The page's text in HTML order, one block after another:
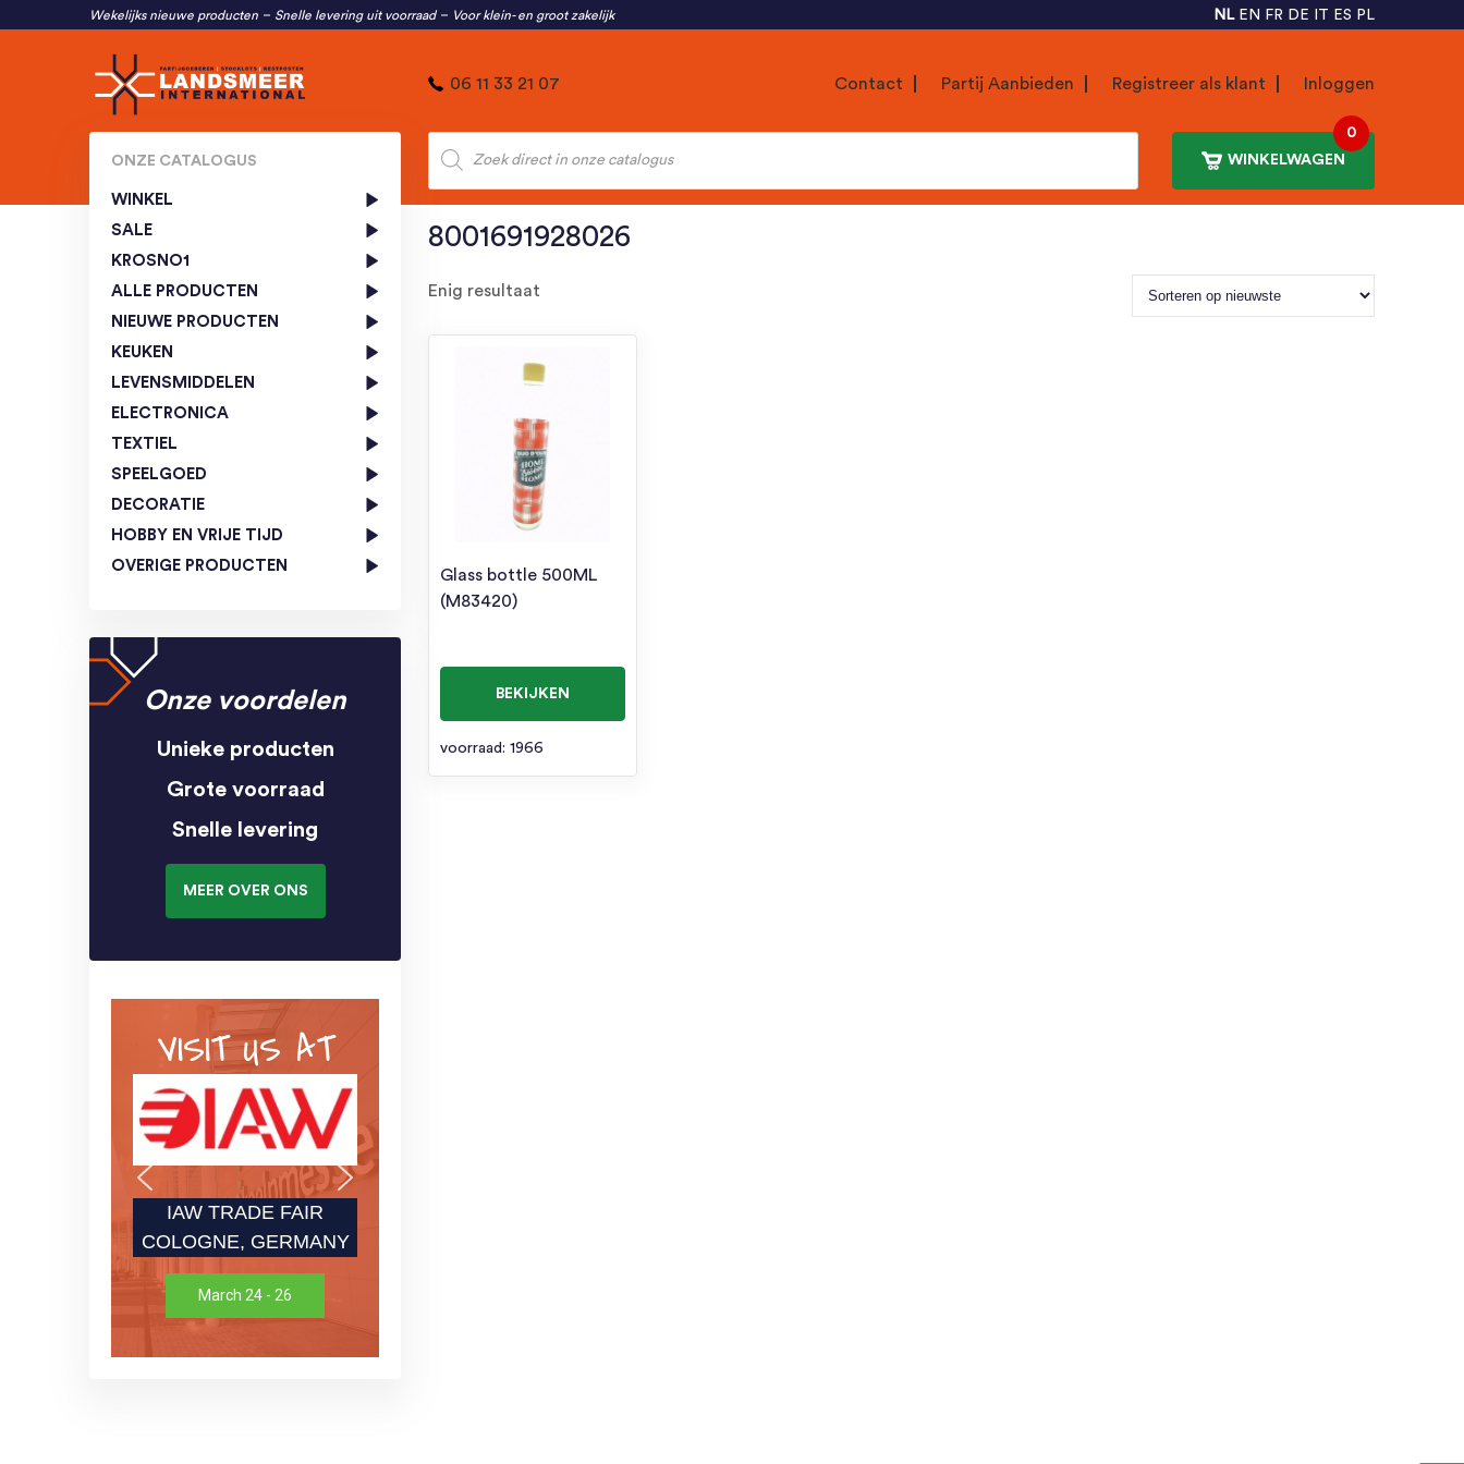
Wekelijks nieuwe producten Snelle levering uit voorraad Voor klein- en groot zakelijk NL EN FR DE IT ES PL
06 11 33 21 07 Contact Partij Aanbieden Registreer als klant Inloggen
Producten
zoeken
WINKELWAGEN
0
ONZE CATALOGUS
WINKEL
SALE
KROSNO1
ALLE PRODUCTEN
NIEUWE PRODUCTEN
KEUKEN
LEVENSMIDDELEN
ELECTRONICA
TEXTIEL
SPEELGOED
DECORATIE
HOBBY EN VRIJE TIJD
OVERIGE PRODUCTEN
Onze voordelen
Unieke producten
Grote voorraad
Snelle levering
MEER OVER ONS
VISIT US AT
IAW TRADE FAIR
COLOGNE, GERMANY
March 24 - 26
8001691928026
Enig resultaat
Glass bottle 500ML
(M83420)
BEKIJKEN
voorraad: 1966